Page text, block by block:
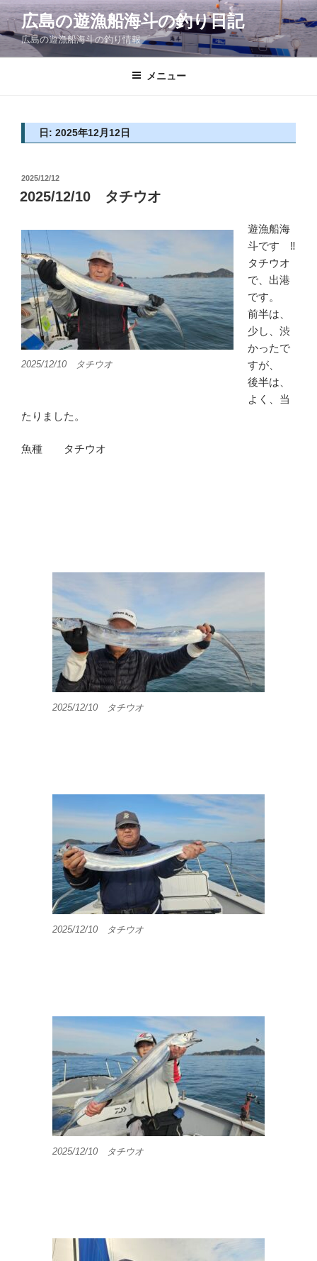
コ
ン
ン
広島の遊漁船海斗の釣り日記
広島の遊漁船海斗の釣り情報
メニュー
日: 2025年12月12日
投
稿
日:
2025/12/12
2025/12/10 タチウオ
2025/12/10 タチウオ
遊漁船海
斗です ‼
タチウオ
で、出港
です。
前半は、
少し、渋
かったで
すが、
後半は、
よく、当
たりました。
魚種 タチウオ
2025/12/10 タチウオ
2025/12/10 タチウオ
2025/12/10 タチウオ